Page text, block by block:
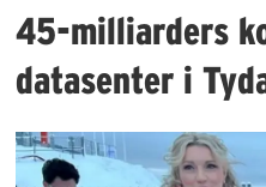
45-milliarders
datasenter i